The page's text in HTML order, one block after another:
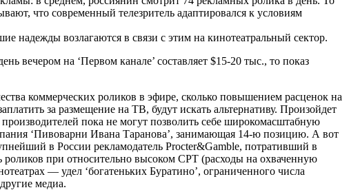
что современный телезритель адаптировался к условиям
надежды возлагаются в связи с этим на кинотеатральный сектор.
вечером на ‘Первом канале’ составляет $15-20 тыс., то показ
коммерческих роликов в эфире, сколько повышением расценок на
за размещение на ТВ, будут искать альтернативу. Произойдет
пока не могут позволить себе широкомасштабную
‘Пивоварни Ивана Таранова’, занимающая 14-ю позицию. А вот
в России рекламодатель Procter&Gamble, потративший в
при относительно высоком СРТ (расходы на охваченную
— удел ‘богатеньких Буратино’, ограниченного числа
медиа.